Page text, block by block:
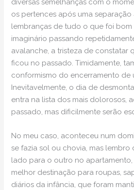
diversas semelhanças com o
os pertences após uma separação
lembranças de tudo o que foi bom
imaginário passando
avalanche, a tristeza de constatar
ficou no passado. Timidamente,
conformismo do encerramento de
Inevitavelmente, o dia de
entra na lista dos mais dolorosos,
passado, mas dificilmente serão
No meu caso, aconteceu num
se fazia sol ou chovia, mas
lado para o outro no
melhor destinação para roupas,
diários da infância, que foram